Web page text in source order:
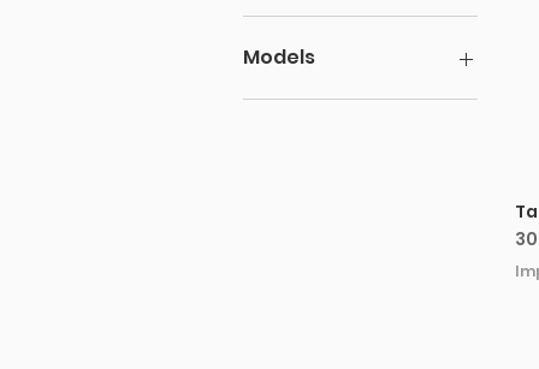
Models
Deus 150